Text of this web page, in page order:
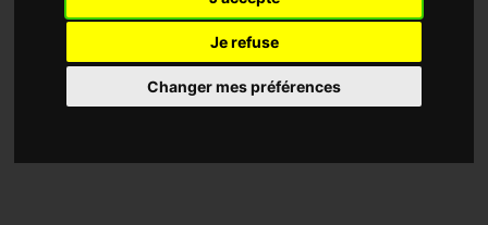
Je refuse
Changer mes préférences
Instruments folk
Housses et étuis
Accessoires